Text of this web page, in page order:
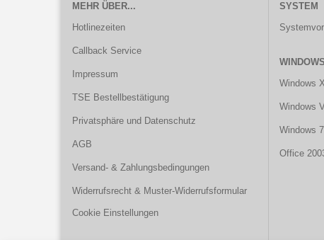
MEHR ÜBER...
Hotlinezeiten
Callback Service
Impressum
TSE Bestellbestätigung
Privatsphäre und Datenschutz
AGB
Versand- & Zahlungsbedingungen
Widerrufsrecht & Muster-Widerrufsformular
Cookie Einstellungen
SYSTEM
Windows
Windows
Windows 7
Office